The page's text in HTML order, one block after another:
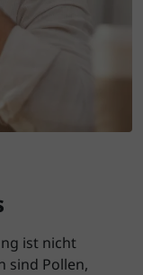
ist nicht
sind Pollen,